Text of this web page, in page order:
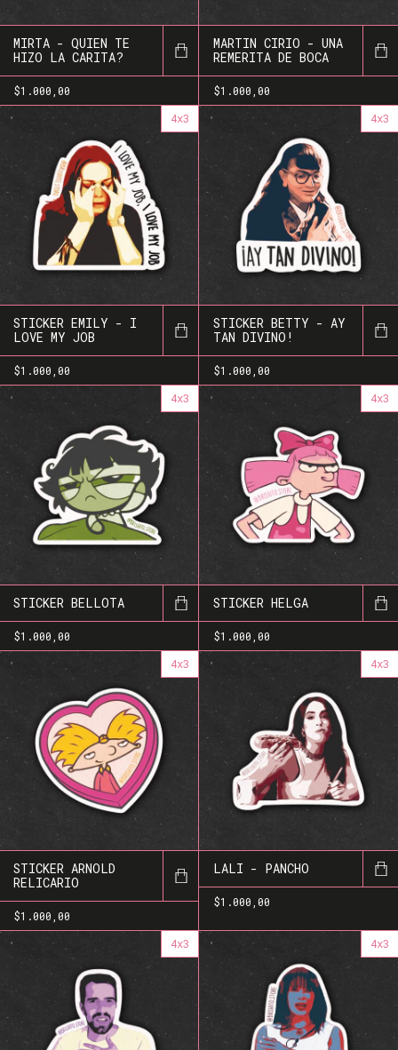
MIRTA - QUIEN TE
HIZO LA CARITA?
$1.000,00
MARTIN CIRIO - UNA
REMERITA DE BOCA
$1.000,00
4x3
STICKER EMILY - I
LOVE MY JOB
$1.000,00
4x3
STICKER BETTY - AY
TAN DIVINO!
$1.000,00
4x3
STICKER BELLOTA
$1.000,00
4x3
STICKER HELGA
$1.000,00
4x3
STICKER ARNOLD
RELICARIO
$1.000,00
4x3
LALI - PANCHO
$1.000,00
4x3 4x3